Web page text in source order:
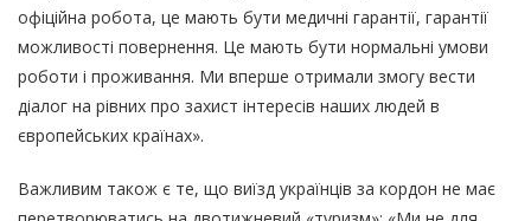
офіційна робота, це мають бути медичні гарантії, гарантії
можливості повернення. Це мають бути нормальні умови
роботи і проживання. Ми вперше отримали змогу вести
діалог на рівних про захист інтересів наших людей в
європейських країнах».
Важливим також є те, що виїзд українців за кордон не має